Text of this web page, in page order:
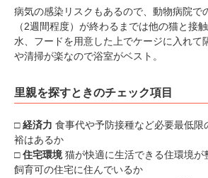
病気の感染リスクもあるので、動物病院で
（2週間程度）が終わるまでは他の猫と接
水、フードを用意した上でケージに入れて
や清掃が楽なので浴室がベスト。
里親を探すときのチェック項目
□経済力 食事代や予防接種など必要最低限
裕はあるか
□住宅環境 猫が快適に生活できる住環境が
飼育可の住宅に住んでいるか